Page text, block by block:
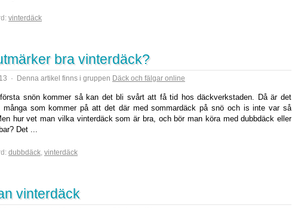
vinterdäck
bra vinterdäck?
· Denna artikel finns i gruppen Däck och fälgar online
snön kommer så kan det bli svårt att få tid hos däckverkstaden. Då är det
många som kommer på att det där med sommardäck på snö och is inte var så
hur vet man vilka vinterdäck som är bra, och bör man köra med dubbdäck eller
Det ...
dubbdäck, vinterdäck
vinterdäck